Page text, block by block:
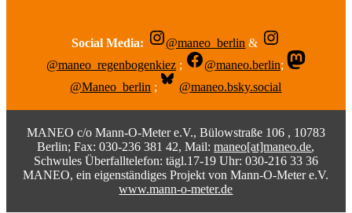
Social Media: @maneo_berlin &
@maneo_regenbogenkiez ; @maneo.berlin;
@Maneo_berlin ; @maneo.bsky.social
MANEO c/o Mann-O-Meter e.V., Bülowstraße 106 , 10783
Berlin; Fax: 030-236 381 42, Mail:maneo[at]maneo.de,
Schwules Überfalltelefon: tägl.17-19 Uhr: 030-216 33 36
MANEO, ein eigenständiges Projekt von Mann-O-Meter e.V.
www.mann-o-meter.de